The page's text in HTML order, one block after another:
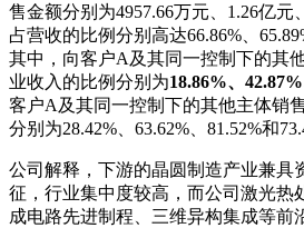
售金额分别为4957.66万元、1.26亿元
占营收的比例分别高达66.86%、
其中，向客户A及其同一控制下的其
业收入的比例分别为18.86%、
客户A及其同一控制下的其他主体销
分别为28.42%、63.62%、81.52%和
公司解释，下游的晶圆制造产业兼具
征，行业集中度较高，而公司激光热
成电路先进制程、三维异构集成等前